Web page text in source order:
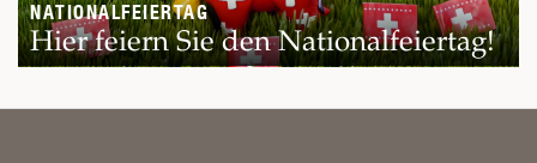
NATIONALFEIERTAG
Hier feiern Sie den Nationalfeiertag!